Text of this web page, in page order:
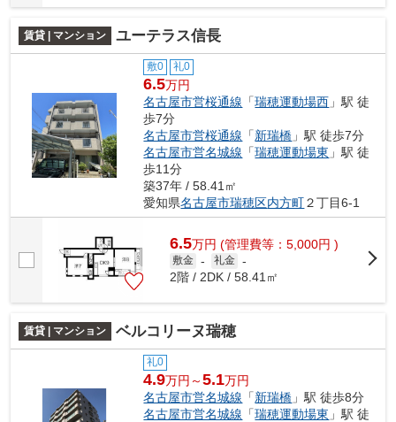
賃貸 | マンション ユーテラス信長
敷0 礼0
6.5万円
名古屋市営桜通線 「瑞穂運動場西 」駅 徒
歩7分
名古屋市営桜通線 「新瑞橋 」駅 徒歩7分
名古屋市営名城線 「瑞穂運動場東 」駅 徒
歩11分
築37年 / 58.41㎡
愛知県名古屋市瑞穂区内方町２丁目6-1
6.5万円 (管理費等：5,000円 )
敷金 - 礼金 -
2階 / 2DK / 58.41㎡
賃貸 | マンション ベルコリーヌ瑞穂
礼0
4.9万円～5.1万円
名古屋市営名城線 「新瑞橋 」駅 徒歩8分
名古屋市営名城線 「瑞穂運動場東 」駅 徒